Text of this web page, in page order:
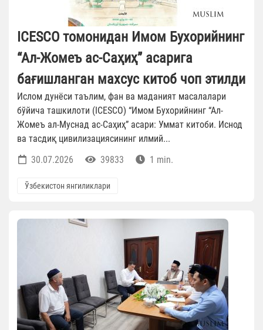
ICESCO томонидан Имом Бухорийнинг
“Ал-Жомеъ ас-Саҳиҳ” асарига
бағишланган махсус китоб чоп этилди
Ислом дунёси таълим, фан ва маданият масалалари
бўйича ташкилоти (ICESCO) “Имом Бухорийнинг “Ал-
Жомеъ ал-Муснад ас-Саҳиҳ” асари: Уммат китоби. Иснод
ва тасдиқ цивилизациясининг илмий...
30.07.2026
39833 1 min.
Ўзбекистон янгиликлари